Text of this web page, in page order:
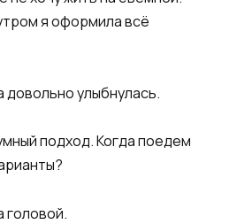
я оформила всё
улыбнулась.
подход. Когда поедем
головой.